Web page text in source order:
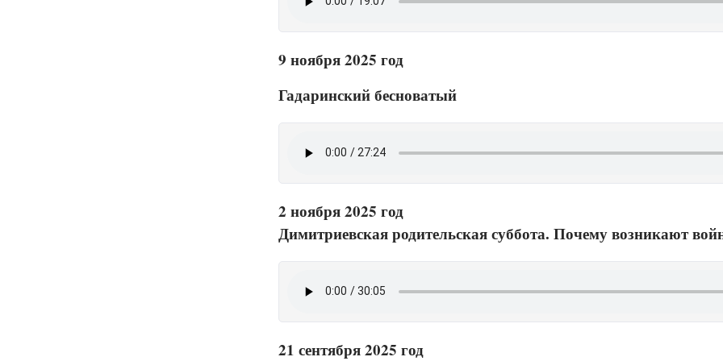
9 ноября 2025 год
Гадаринский бесноватый
2 ноября 2025 год
Димитриевская родительская суббота. Почему возникают
21 сентября 2025 год